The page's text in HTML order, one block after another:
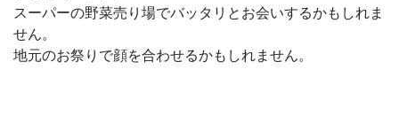
スーパーの野菜売り場でバッタリとお会いするかもしれま
せん。
地元のお祭りで顔を合わせるかもしれません。